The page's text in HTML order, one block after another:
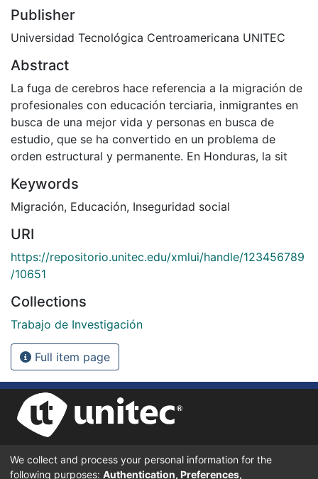
Publisher
Universidad Tecnológica Centroamericana UNITEC
Abstract
La fuga de cerebros hace referencia a la migración de
profesionales con educación terciaria, inmigrantes en
busca de una mejor vida y personas en busca de
estudio, que se ha convertido en un problema de
orden estructural y permanente. En Honduras, la sit
Keywords
Migración, Educación, Inseguridad social
URI
https://repositorio.unitec.edu/xmlui/handle/123456789
/10651
Collections
Trabajo de Investigación
Full item page
UNIVERSIDAD TECNOLÓGICA CENTROAMERICANA UNITEC
BOULEVARD KENNEDY, V-782, FRENTE A RESIDENCIAL HONDURAS.
We collect and process your personal information for the
following purposes: Authentication, Preferences,